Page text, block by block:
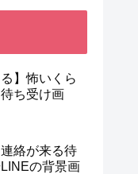
】怖いくら
ち受け画
絡が来る待
の背景画